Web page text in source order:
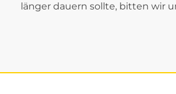
länger dauern sollte, bitten wir